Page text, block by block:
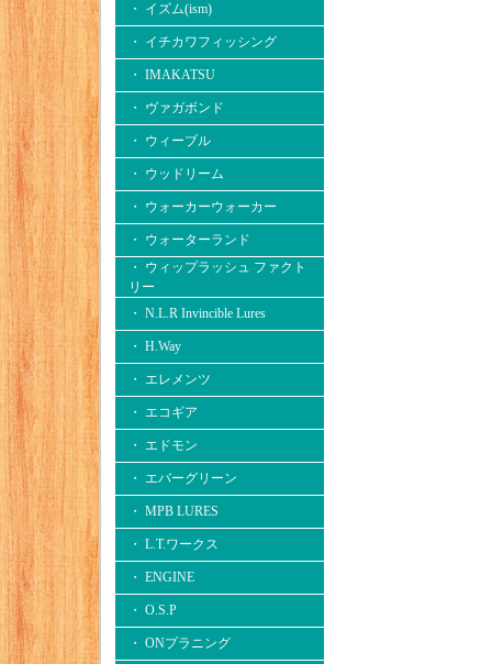
・ イズム(ism)
・ イチカワフィッシング
・ IMAKATSU
・ ヴァガボンド
・ ウィーブル
・ ウッドリーム
・ ウォーカーウォーカー
・ ウォーターランド
・ ウィップラッシュ ファクト
リー
・ N.L.R Invincible Lures
・ H.Way
・ エレメンツ
・ エコギア
・ エドモン
・ エバーグリーン
・ MPB LURES
・ L.T.ワークス
・ ENGINE
・ O.S.P
・ ONプラニング